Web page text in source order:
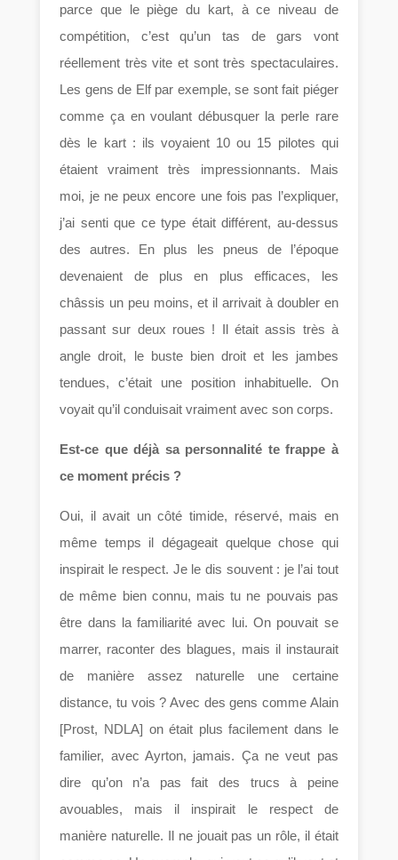
parce que le piège du kart, à ce niveau de
compétition, c’est qu’un tas de gars vont
réellement très vite et sont très spectaculaires.
Les gens de Elf par exemple, se sont fait piéger
comme ça en voulant débusquer la perle rare
dès le kart : ils voyaient 10 ou 15 pilotes qui
étaient vraiment très impressionnants. Mais
moi, je ne peux encore une fois pas l’expliquer,
j’ai senti que ce type était différent, au-dessus
des autres. En plus les pneus de l’époque
devenaient de plus en plus efficaces, les
châssis un peu moins, et il arrivait à doubler en
passant sur deux roues ! Il était assis très à
angle droit, le buste bien droit et les jambes
tendues, c’était une position inhabituelle. On
voyait qu’il conduisait vraiment avec son corps.
Est-ce que déjà sa personnalité te frappe à
ce moment précis ?
Oui, il avait un côté timide, réservé, mais en
même temps il dégageait quelque chose qui
inspirait le respect. Je le dis souvent : je l’ai tout
de même bien connu, mais tu ne pouvais pas
être dans la familiarité avec lui. On pouvait se
marrer, raconter des blagues, mais il instaurait
de manière assez naturelle une certaine
distance, tu vois ? Avec des gens comme Alain
[Prost, NDLA] on était plus facilement dans le
familier, avec Ayrton, jamais. Ça ne veut pas
dire qu’on n’a pas fait des trucs à peine
avouables, mais il inspirait le respect de
manière naturelle. Il ne jouait pas un rôle, il était